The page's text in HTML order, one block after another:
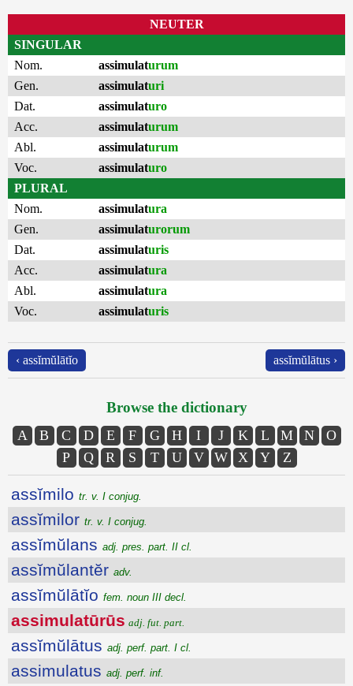
NEUTER
SINGULAR
Nom.
assimulaturum
Gen.
assimulaturi
Dat.
assimulaturo
Acc.
assimulaturum
Abl.
assimulaturum
Voc.
assimulaturo
PLURAL
Nom.
assimulatura
Gen.
assimulaturorum
Dat.
assimulaturis
Acc.
assimulatura
Abl.
assimulatura
Voc.
assimulaturis
‹ assĭmŭlātĭo assĭmŭlātus ›
Browse the dictionary
A B C D E F G H I J K L M N
O
P
Q R S T U V W X Y Z
assĭmilo tr. v. I conjug.
assĭmilor tr. v. I conjug.
assĭmŭlans adj. pres. part. II cl.
assĭmŭlantĕr adv.
assĭmŭlātĭo fem. noun III decl.
assimulatūrūs adj. fut. part.
assĭmŭlātus adj. perf. part. I cl.
assimulatus adj. perf. inf.